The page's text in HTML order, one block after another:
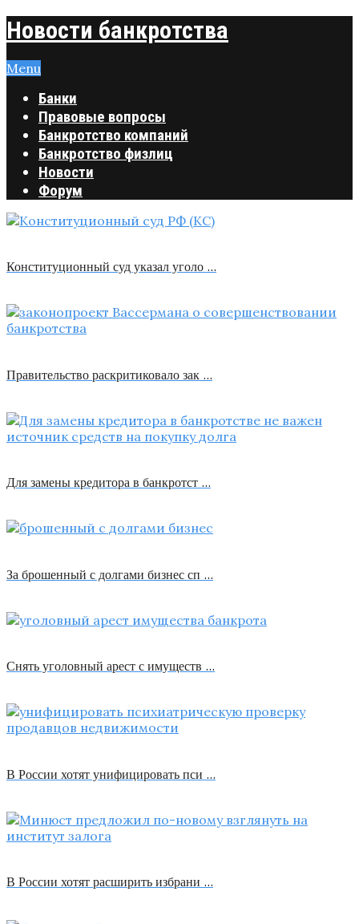
Новости банкротства
Menu
Банки
Правовые вопросы
Банкротство компаний
Банкротство физлиц
Новости
Форум
Конституционный суд указал уголо …
Правительство раскритиковало зак …
Для замены кредитора в банкротст …
За брошенный с долгами бизнес сп …
Снять уголовный арест с имуществ …
В России хотят унифицировать пси …
В России хотят расширить избрани …